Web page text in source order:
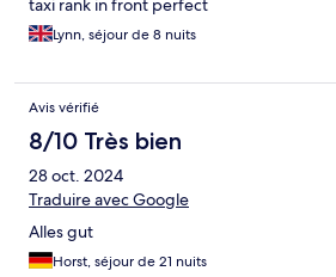
taxi rank in front perfect
Lynn, séjour de 8 nuits
Avis vérifié
8/10 Très bien
28 oct. 2024
Traduire avec Google
Alles gut
Horst, séjour de 21 nuits